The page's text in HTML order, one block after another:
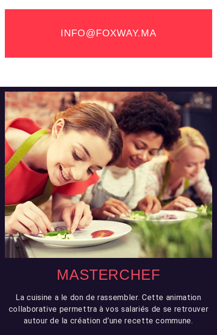
INFO@FOXWAY.MA
MASTERCHEF
La cuisine a le don de rassembler. Cette animation
collaborative permettra à vos salariés de se retrouver
autour de la création d’une recette commune.